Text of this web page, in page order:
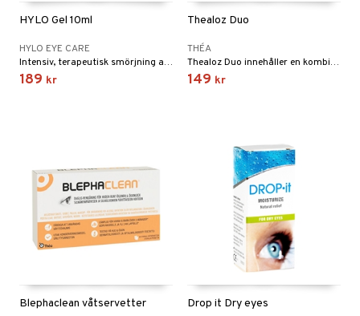
HYLO Gel 10ml
HYLO EYE CARE
Intensiv, terapeutisk smörjning av ögats yta vid svårare och ihållande torrhetskänsla samt efter kirurgiska ingrepp i ögat.
189 kr
Thealoz Duo
THÉA
Thealoz Duo innehåller en kombination av cellskyddande trehalos och återfuktande hyaluronsyra.
149 kr
Blephaclean våtservetter Drop it Dry eyes